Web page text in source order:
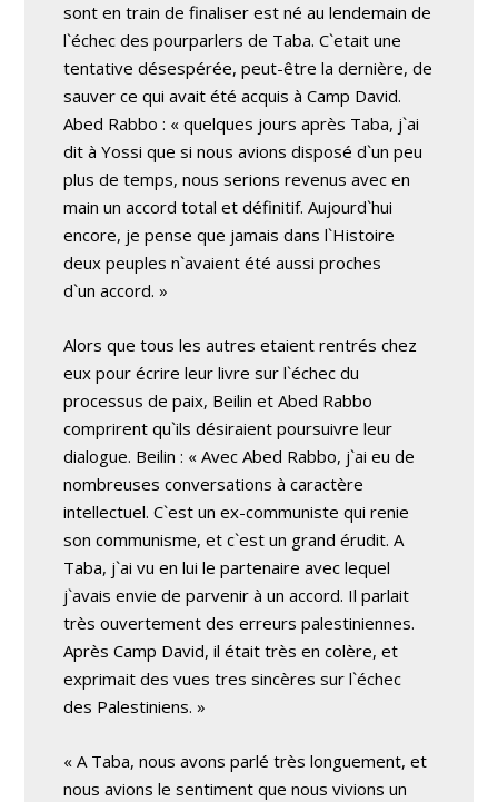
sont en train de finaliser est né au lendemain de
l`échec des pourparlers de Taba. C`etait une
tentative désespérée, peut-être la dernière, de
sauver ce qui avait été acquis à Camp David.
Abed Rabbo : « quelques jours après Taba, j`ai
dit à Yossi que si nous avions disposé d`un peu
plus de temps, nous serions revenus avec en
main un accord total et définitif. Aujourd`hui
encore, je pense que jamais dans l`Histoire
deux peuples n`avaient été aussi proches
d`un accord. »
Alors que tous les autres etaient rentrés chez
eux pour écrire leur livre sur l`échec du
processus de paix, Beilin et Abed Rabbo
comprirent qu`ils désiraient poursuivre leur
dialogue. Beilin : « Avec Abed Rabbo, j`ai eu de
nombreuses conversations à caractère
intellectuel. C`est un ex-communiste qui renie
son communisme, et c`est un grand érudit. A
Taba, j`ai vu en lui le partenaire avec lequel
j`avais envie de parvenir à un accord. Il parlait
très ouvertement des erreurs palestiniennes.
Après Camp David, il était très en colère, et
exprimait des vues tres sincères sur l`échec
des Palestiniens. »
« A Taba, nous avons parlé très longuement, et
nous avions le sentiment que nous vivions un